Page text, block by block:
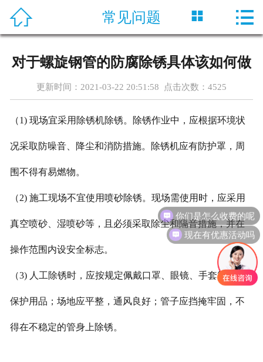
 首页
在线留言
联系我们
 常见问题  
对于螺旋钢管的防腐除锈具体该如何做
更新时间：2021-03-22 20:51:58 点击次数： 4525
（1) 现场宜采用除锈机除锈。除锈作业中，应根据环境状
况采取防噪音、降尘和消防措施。除锈机应有防护罩，周
围不得有易燃物。
（2) 施工现场不宜使用喷砂除锈。现场需使用时，应采用
真空喷砂、湿喷砂等，且必须采取除尘和隔音措施，并在
操作范围内设安全标志。
（3) 人工除锈时，应按规定佩戴口罩、眼镜、手套等劳动
保护用品；场地应平整，通风良好；管子应挡掩牢固，不
得在不稳定的管身上除锈。
你们是怎么收费的呢
现在有优惠活动吗